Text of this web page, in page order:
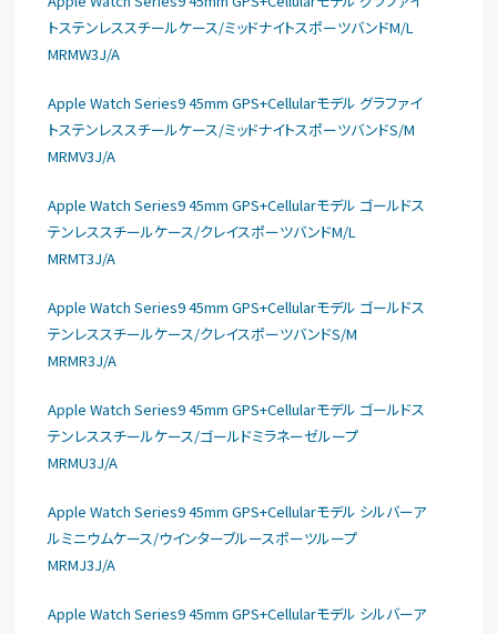
トステンレススチールケース/ミッドナイトスポーツバンドM/L
MRMW3J/A
Apple Watch Series9 45mm GPS+Cellularモデル グラファイ
トステンレススチールケース/ミッドナイトスポーツバンドS/M
MRMV3J/A
Apple Watch Series9 45mm GPS+Cellularモデル ゴールドス
テンレススチールケース/クレイスポーツバンドM/L
MRMT3J/A
Apple Watch Series9 45mm GPS+Cellularモデル ゴールドス
テンレススチールケース/クレイスポーツバンドS/M
MRMR3J/A
Apple Watch Series9 45mm GPS+Cellularモデル ゴールドス
テンレススチールケース/ゴールドミラネーゼループ
MRMU3J/A
Apple Watch Series9 45mm GPS+Cellularモデル シルバーア
ルミニウムケース/ウインターブルースポーツループ
MRMJ3J/A
Apple Watch Series9 45mm GPS+Cellularモデル シルバーア